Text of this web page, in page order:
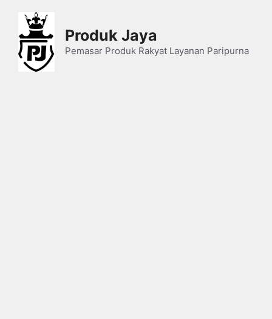
content
Produk Jaya
Pemasar Produk Rakyat Layanan Paripurna